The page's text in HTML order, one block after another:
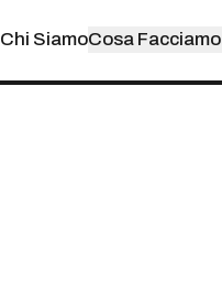
Chi SiamoCosa Facciamo